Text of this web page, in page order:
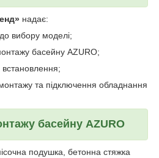
надає:
вибору моделі;
басейну AZURO;
встановлення;
та підключення обладнання
басейну AZURO
подушка, бетонна стяжка